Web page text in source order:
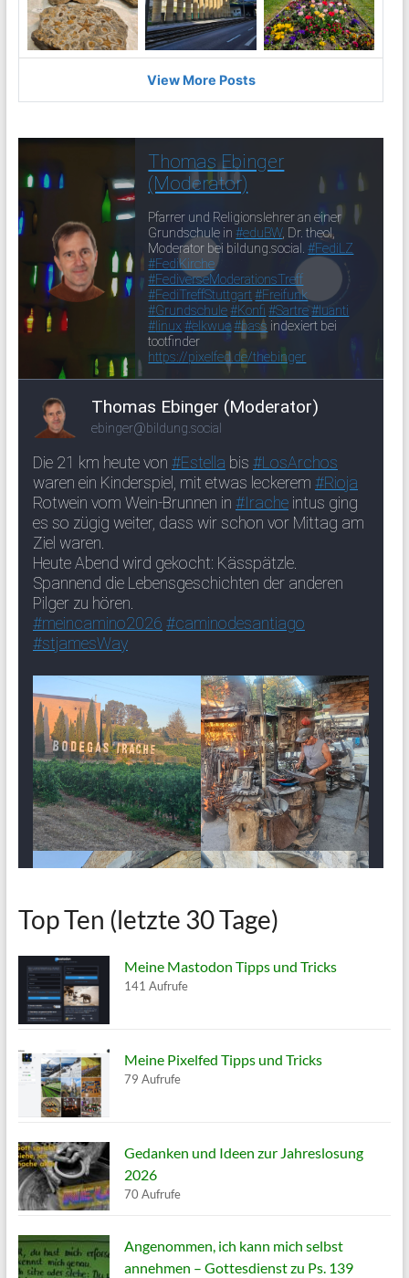
Top Ten (letzte 30 Tage)
Meine Mastodon Tipps und Tricks
141 Aufrufe
Meine Pixelfed Tipps und Tricks
79 Aufrufe
Gedanken und Ideen zur Jahreslosung
2026
70 Aufrufe
Angenommen, ich kann mich selbst
annehmen – Gottesdienst zu Ps. 139